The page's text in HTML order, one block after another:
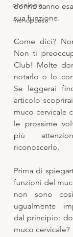
oncologia
menopausa
donne sanno
sua funzione.
Come dici?
Non ti
Club! Molte
notarlo o lo
Se leggerai
articolo
muco cervicale
le prossime
più
riconoscerlo.
Prima di
funzioni del
non sono
ugualmente
dal principio:
muco cervicale?